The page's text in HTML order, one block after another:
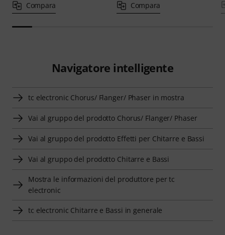
Compara Compara
Navigatore intelligente
tc electronic Chorus/ Flanger/ Phaser in mostra
Vai al gruppo del prodotto Chorus/ Flanger/ Phaser
Vai al gruppo del prodotto Effetti per Chitarre e Bassi
Vai al gruppo del prodotto Chitarre e Bassi
Mostra le informazioni del produttore per tc
electronic
tc electronic Chitarre e Bassi in generale